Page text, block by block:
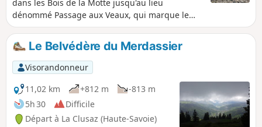
dans les Bois de la Motte jusqu'au lieu
dénommé Passage aux Veaux, qui marque le
début de l'itinéraire "Montagne". Au Chalet de
la Creuse, vous allez vous engagez dans le
vallon de la Creuse, parcours jalonnée par des
cairns jusqu'à atteindre la Porte des Aravis,
point culminant de la randonnée. Randonnée
en aller-retour.
Le Belvédère du Merdassier
Visorandonneur
11,02 km
+812 m
-813 m
5h 30
Difficile
Départ à La Clusaz (Haute-Savoie)